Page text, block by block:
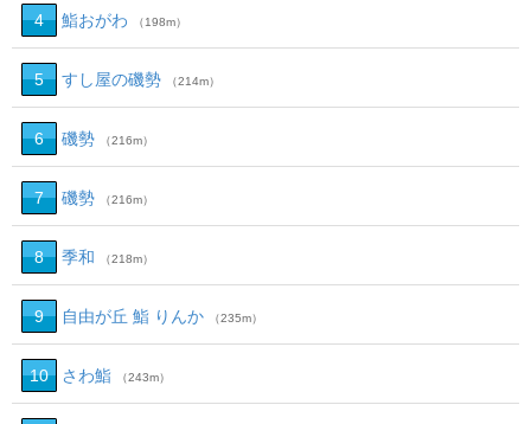
4 鮨おがわ （198m）
5 すし屋の磯勢 （214m）
6 磯勢 （216m）
7 磯勢 （216m）
8 季和 （218m）
9 自由が丘 鮨 りんか （235m）
10 さわ鮨 （243m）